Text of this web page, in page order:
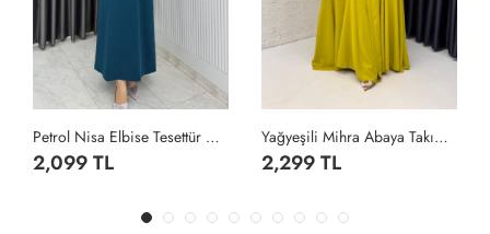
Petrol Nisa Elbise Tesettür Giyim Petrol Yeşili
2,099 TL
Yağyeşili Mihra Abaya Takım Tesettür Giyim Yağ Yeşili
2,299 TL